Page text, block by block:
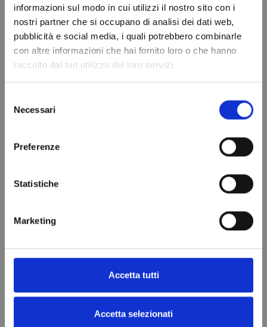
informazioni sul modo in cui utilizzi il nostro sito con i
nostri partner che si occupano di analisi dei dati web,
pubblicità e social media, i quali potrebbero combinarle
con altre informazioni che hai fornito loro o che hanno
raccolto dal tuo utilizzo dei loro servizi.
delNecessari
Preferenze
Statistiche
Marketing
Accetta tutti
Accetta selezionati
4303/2
10,99 €
Aggiungi al